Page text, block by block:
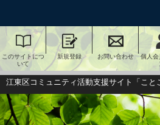
このサイトにつ
いて
新規登録 お問い合わせ
個人会
江東区コミュニティ活動支援サイト「こと